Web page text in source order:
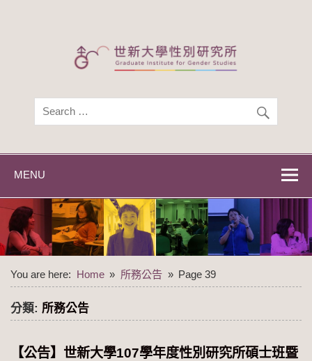
世新大學性別研
世新大學性別研究所
MENU
You are here: Home 所務公告 Page 39
分類:所務公告
【公告】世新大學107學年度性別研究所碩士班暨